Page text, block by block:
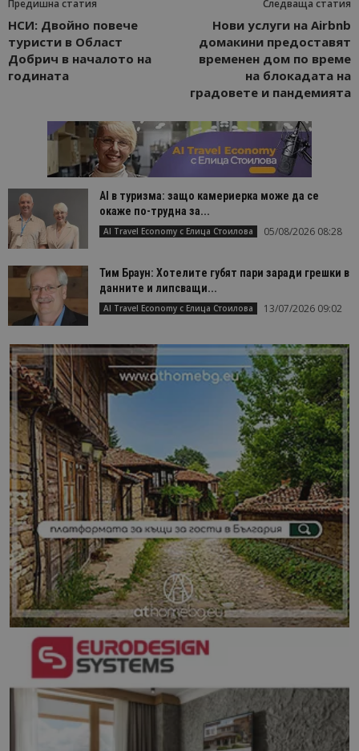
Предишна статия
НСИ: Двойно повече
туристи в Област
Добрич в началото на
годината
Следваща статия
Нови услуги на Airbnb
домакини предоставят
временен дом по време
на блокадата на
градовете и пандемията
AI в туризма: защо камериерка може да се
окаже по-трудна за...
AI Travel Economy с Елица Стоилова 05/08/2026 08:28
Тим Браун: Хотелите губят пари заради грешки в
данните и липсващи...
AI Travel Economy с Елица Стоилова 13/07/2026 09:02